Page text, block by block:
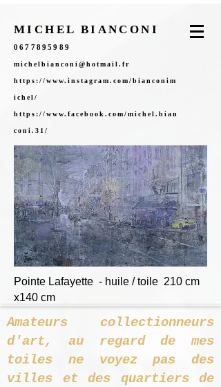
MICHEL BIANCONI
0677895989
michelbianconi@hotmail.fr
https://www.instagram.com/bianconim
ichel/
https://www.facebook.com/michel.bian
coni.31/
Pointe Lafayette - huile / toile 210 cm
x140 cm
Amateurs collectionneurs
d'art, au regard de mes
toiles ne voyez pas des
villes et des quartiers de